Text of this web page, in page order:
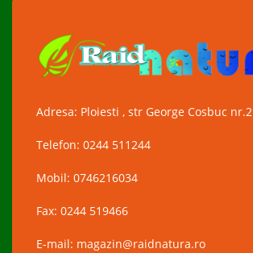
Adresa: Ploiesti , str George Cosbuc nr.2
Telefon: 0244 511244
Mobil: 0746216034
Fax: 0244 519466
E-mail: magazin@raidnatura.ro